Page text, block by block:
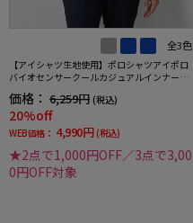
全3色
【アイシャツ生地使用】ポロシャツアイポロ
バイオセンサークールカジュアルインナー形
態安定ストレッチ吸汗速乾抗菌加工春夏
価格： 6,259円 (税込)
20%off
WEB価格： 4,990円 (税込)
★2点で1,000円OFF／3点で3,00
0円OFF対象